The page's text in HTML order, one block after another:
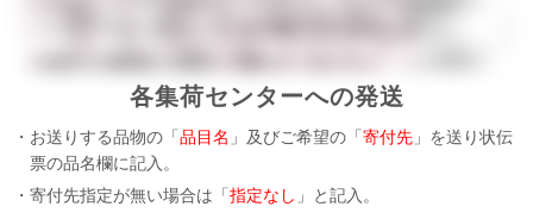
各集荷センターへの発送
・お送りする品物の「品目名 」及びご希望の「寄付先 」を送り状伝
票の品名欄に記入。
・寄付先指定が無い場合は「指定なし 」と記入。